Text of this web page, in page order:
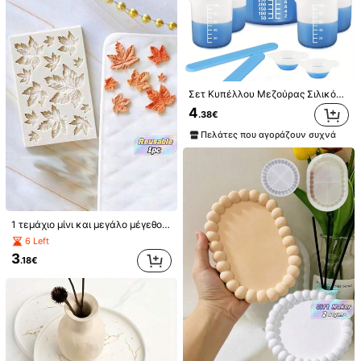
3***9 Χρώμα: Θήκη αυγών / Τύπος Στυλ: ΚΟΥΤΙ
I’mverysatisfied!!
Χρήσιμο
b***6 Χρώμα: Λευκό / Τύπος Στυλ: Καλούπι κεριού αυγού 8 σε 1
serfineud.gl der til prøve
Χρήσιμο (0)
m***o Χρώμα: Θήκη αυγών / Τύπος Στυλ: ΚΟΥΤΙ
prodotto
Χρήσιμο (0)
Χρώμα: Λευκό / Τύπος Στυλ: Καλούπι κεριού αυγού 8 σε 1
Nagyon szuper kivehető
Χρήσιμο(0)
YANGHAN.
4.90 1.9K Ακόλουθοι
1 τεμάχιο μίνι και μεγάλο μέγεθος σε σχήμα φύλλου σφενδάμου χειροποίητο καλούπι σιλικόνης από πηλό, κόλλα ρητίνης, σε σχήμα φύλλου σφενδάμου, με 13 κοιλότητες, χειροποίητο διακοσμητικό πηλό
6 Left
3.18€
Σετ Κυπέλλου Μεζούρας Σιλικόνης 10 τμχ για Ρητίνη, Προμήθειες Ρητίνης Κυπέλλου Σιλικόνης 600&100ml, Κύπελλο ανάδευσης Ρητίνης, Μπάρα ανάδευσης σιλικόνης, Κύπελλο ανάδευσης εποξειδικής ρητίνης. Αξεσουάρ εργαλείων χειρός DIY
4.38€
Πελάτες που αγοράζουν συχνά